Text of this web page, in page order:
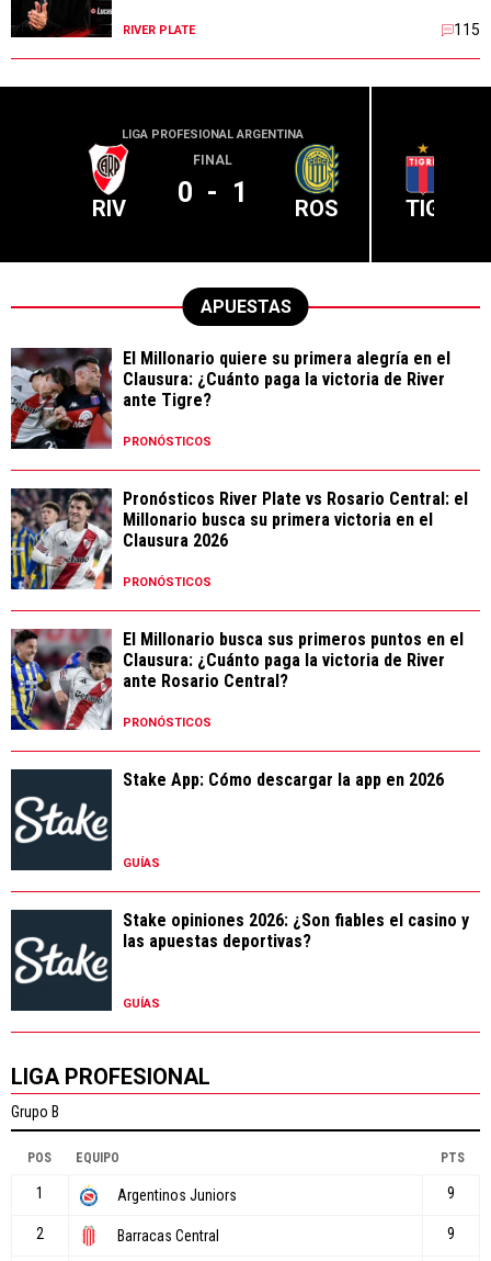
RIVER PLATE 115
LIGA PROFESIONAL ARGENTINA
RIV
FINAL
0 - 1 ROS TIG
APUESTAS
El Millonario quiere su primera alegría en el
Clausura: ¿Cuánto paga la victoria de River
ante Tigre?
PRONÓSTICOS
Pronósticos River Plate vs Rosario Central: el
Millonario busca su primera victoria en el
Clausura 2026
PRONÓSTICOS
El Millonario busca sus primeros puntos en el
Clausura: ¿Cuánto paga la victoria de River
ante Rosario Central?
PRONÓSTICOS
Stake App: Cómo descargar la app en 2026
GUÍAS
Stake opiniones 2026: ¿Son fiables el casino y
las apuestas deportivas?
GUÍAS
LIGA PROFESIONAL